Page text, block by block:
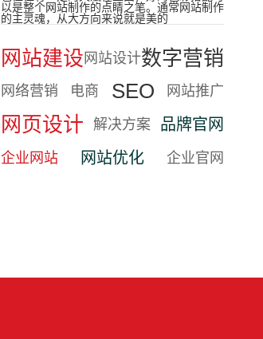
以是整个网站制作的点睛之笔。通常网站制作
的主灵魂，从大方向来说就是美的
网站建设 网站设计数字营销
网络营销 电商 SEO 网站推广
网页设计 解决方案 品牌官网
企业网站 网站优化 企业官网